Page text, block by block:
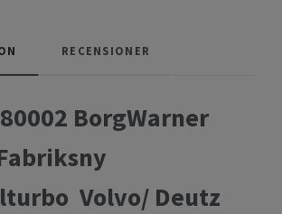
RECENSIONER
BorgWarner
Volvo/ Deutz